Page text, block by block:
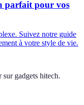
parfait pour vos
Suivez notre guide
à votre style de vie.
sur gadgets hitech.